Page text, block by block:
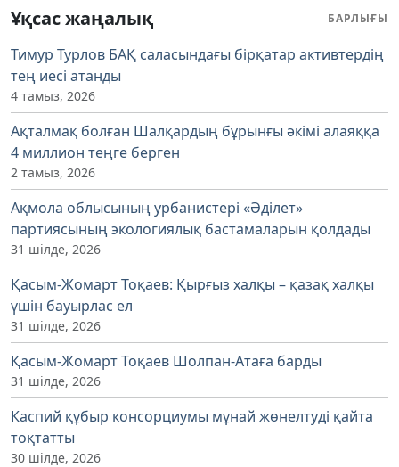
Ұқсас жаңалық БАРЛЫҒЫ
Тимур Турлов БАҚ саласындағы бірқатар активтердің
тең иесі атанды
4 тамыз, 2026
Ақталмақ болған Шалқардың бұрынғы әкімі алаяққа
4 миллион теңге берген
2 тамыз, 2026
Ақмола облысының урбанистері «Әділет»
партиясының экологиялық бастамаларын қолдады
31 шілде, 2026
Қасым-Жомарт Тоқаев: Қырғыз халқы – қазақ халқы
үшін бауырлас ел
31 шілде, 2026
Қасым-Жомарт Тоқаев Шолпан-Атаға барды
31 шілде, 2026
Каспий құбыр консорциумы мұнай жөнелтуді қайта
тоқтатты
30 шілде, 2026